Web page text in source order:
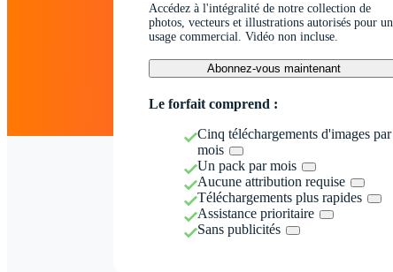
Accédez à l'intégralité de notre collection de
photos, vecteurs et illustrations autorisés pour un
usage commercial. Vidéo non incluse.
Abonnez-vous maintenant
Le forfait comprend :
Cinq téléchargements d'images par
mois
Un pack par mois
Aucune attribution requise
Téléchargements plus rapides
Assistance prioritaire
Sans publicités